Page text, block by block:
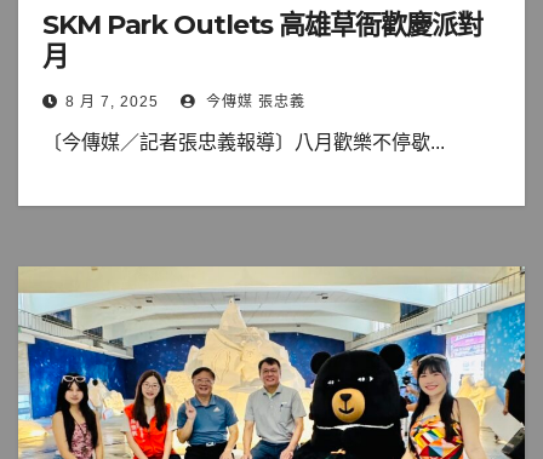
SKM Park Outlets 高雄草衙歡慶派對
月
8 月 7, 2025 今傳媒 張忠義
〔今傳媒／記者張忠義報導〕八月歡樂不停歇...